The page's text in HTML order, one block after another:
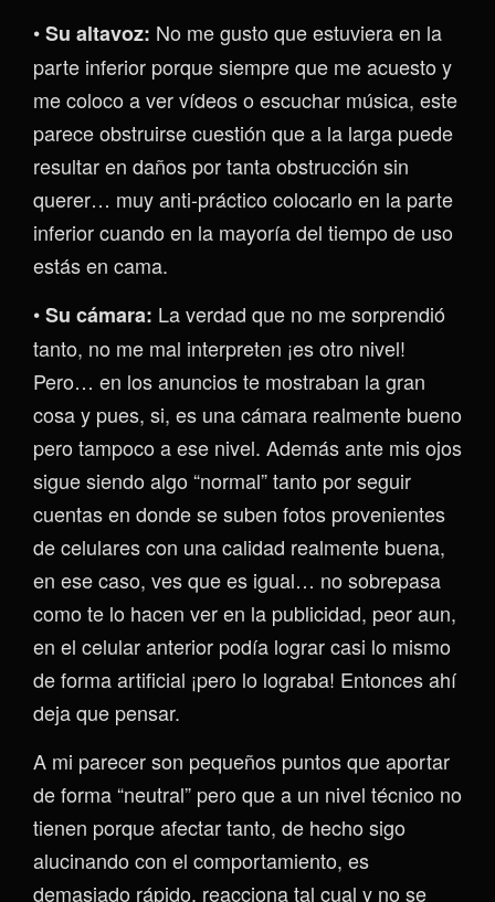
•Su altavoz: No me gusto que estuviera en la
parte inferior porque siempre que me acuesto y
me coloco a ver vídeos o escuchar música, este
parece obstruirse cuestión que a la larga puede
resultar en daños por tanta obstrucción sin
querer… muy anti-práctico colocarlo en la parte
inferior cuando en la mayoría del tiempo de uso
estás en cama.
•Su cámara: La verdad que no me sorprendió
tanto, no me mal interpreten ¡es otro nivel!
Pero… en los anuncios te mostraban la gran
cosa y pues, si, es una cámara realmente bueno
pero tampoco a ese nivel. Además ante mis ojos
sigue siendo algo “normal” tanto por seguir
cuentas en donde se suben fotos provenientes
de celulares con una calidad realmente buena,
en ese caso, ves que es igual… no sobrepasa
como te lo hacen ver en la publicidad, peor aun,
en el celular anterior podía lograr casi lo mismo
de forma artificial ¡pero lo lograba! Entonces ahí
deja que pensar.
A mi parecer son pequeños puntos que aportar
de forma “neutral” pero que a un nivel técnico no
tienen porque afectar tanto, de hecho sigo
alucinando con el comportamiento, es
demasiado rápido, reacciona tal cual y no se